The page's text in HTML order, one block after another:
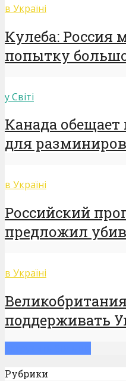
в Україні
Кулеба: Россия
попытку
у Світі
Канада
для
в Україні
Российский
предложил
в Україні
поддерживать
Рубрики